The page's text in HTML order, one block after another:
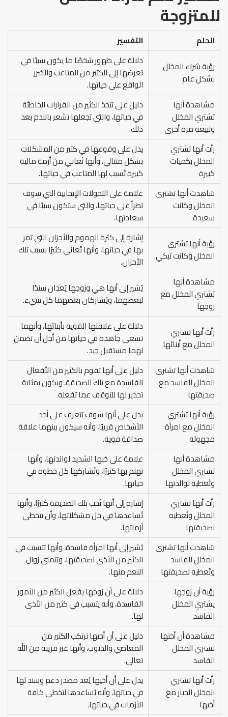
للمتزوجة
الحلم
التفسير
رؤية شراء المخلل
بشكل عام
دلالة على ظهور شخصًا ما يكون سببًا في
تعرضها إلى الكثير من المتاعب والضرر
الواقع على حياتها.
مشاهدة أنها
تشتري المخلل
وتبيعه مرة أخرى
دليل على تتخذ الكثير من القرارات الخاطئة
في حياتها، والتي تجعلها تشعر بالندم بعد
ذلك.
رأت أنها تشتري
المخلل بكميات
كبيرة
يدل على وقوعها في كثير من المشكلات
بشكل متتالي، وأنها تُعاني من أزمة مالية
كبيرة تُسبب لها المتاعب في حياتها.
شاهدت أنها تشتري
المخلل وكانت
سعيدة
علامة على التحولات الإيجابية التي سوف
تطرأ على حياتها، والتي ستكون سببًا في
سعادتها.
رؤية أنها تشتري
المخلل وكانت تبكي
إشارة إلى كثرة الهموم والأحزان التي تمر
بها في حياتها، وأنها تُعاني كثيرًا بسبب تلك
الأحزان.
مشاهدة أنها
تشتري المخلل مع
زوجها
يُشير إلى أنها هي وزوجها يُعدان سندًا
لبعضهما، ويُشاركان بعضهما كل شيء.
رأت أنها تشتري
المخلل مع أبنائها
دلالة على علاقتها القوية بأبنائها، وأنهما
تسعى جاهدة في حياتها من أجل أن تضمن
لهما مستقبل جيد.
شاهدت أنها تشتري
المخلل الفاسد مع
صديقتها
دليل على أنها تقوم بالكثير من الأفعال
الفاسدة مع تلك الصديقة، ويكون بمثابة
تحذير لها للتوقف عما تفعله.
رؤية أنها تشتري
المخلل مع امرأة
مجهولة
يدل على أنها سوف تتعرف على أحد
الأشخاص قريبًا، وأنه سيكون بينهما علاقة
صداقة قوية.
مشاهدة أنها
تشتري المخلل
وتُعطيه لوالدتها
علامة على حُبها الشديد لوالدتها، وأنها
تهتم بها كثيرًا، وتُشاركها كل خطوة في
حياتها.
رأت أنها تشتري
المخلل وتُعطيه
لصديقتها
إشارة إلى أنها تُحب تلك الصديقة كثيرًا، وأنها
تُساعدها في حل مشكلاتها، وأن تتخطى
أزماتها.
شاهدت أنها تشتري
المخلل الفاسد
وتُعطيه لصديقتها
يُشير إلى أنها امرأة فاسدة، وأنها تتسبب في
الكثير من الأذى لصديقتها، وتتمنى زوال
النعم منها.
رؤية أن زوجها
يشتري المخلل
الفاسد
دلالة على أن زوجها يفعل الكثير من الأمور
الفاسدة، وأنه يتسبب في كثير من الأذى
لها.
مشاهدة أن أختها
تشتري المخلل
الفاسد
دليل على أن أختها ترتكب الكثير من
المعاصي والذنوب، وأنها غير قريبة من الله
تعالى.
رأت أنها تشتري
المخلل الخيار مع
أخيها
يدل على أن أخيها يُعد مصدر دعم وسند لها
في حياتها، وأنه يُساعدها لتخطي كافة
الأزمات في حياتها.